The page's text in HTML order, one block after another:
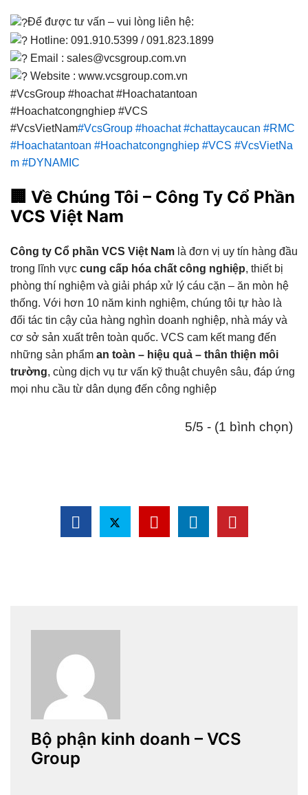
Để được tư vấn – vui lòng liên hệ:
Hotline: 091.910.5399 / 091.823.1899
Email : sales@vcsgroup.com.vn
Website : www.vcsgroup.com.vn
#VcsGroup #hoachat #Hoachatantoan
#Hoachatcongnghiep #VCS
#VcsVietNam#VcsGroup #hoachat #chattaycaucan #RMC
#Hoachatantoan #Hoachatcongnghiep #VCS #VcsVietNa
m #DYNAMIC
🏢 Về Chúng Tôi – Công Ty Cổ Phần
VCS Việt Nam
Công ty Cổ phần VCS Việt Nam là đơn vị uy tín hàng đầu
trong lĩnh vực cung cấp hóa chất công nghiệp, thiết bị
phòng thí nghiệm và giải pháp xử lý cáu cặn – ăn mòn hệ
thống. Với hơn 10 năm kinh nghiệm, chúng tôi tự hào là
đối tác tin cậy của hàng nghìn doanh nghiệp, nhà máy và
cơ sở sản xuất trên toàn quốc. VCS cam kết mang đến
những sản phẩm an toàn – hiệu quả – thân thiện môi
trường, cùng dịch vụ tư vấn kỹ thuật chuyên sâu, đáp ứng
mọi nhu cầu từ dân dụng đến công nghiệp
5/5 - (1 bình chọn)
Bộ phận kinh doanh – VCS
Group